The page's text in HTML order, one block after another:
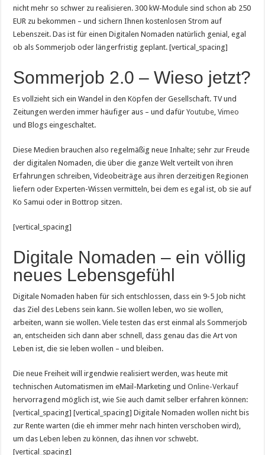
nicht mehr so schwer zu realisieren. 300 kW-Module sind schon ab 250
EUR zu bekommen – und sichern Ihnen kostenlosen Strom auf
Lebenszeit. Das ist für einen Digitalen Nomaden natürlich genial, egal
ob als Sommerjob oder längerfristig geplant. [vertical_spacing]
Sommerjob 2.0 – Wieso jetzt?
Es vollzieht sich ein Wandel in den Köpfen der Gesellschaft. TV und
Zeitungen werden immer häufiger aus – und dafürYoutube ,Vimeo
und Blogs eingeschaltet.
Diese Medien brauchen also regelmäßig neue Inhalte; sehr zur Freude
der digitalen Nomaden, die über die ganze Welt verteilt von ihren
Erfahrungen schreiben, Videobeiträge aus ihren derzeitigen Regionen
liefern oder Experten-Wissen vermitteln, bei dem es egal ist, ob sie auf
Ko Samui oder in Bottrop sitzen.
[vertical_spacing]
Digitale Nomaden – ein völlig
neues Lebensgefühl
Digitale Nomaden haben für sich entschlossen, dass ein 9-5 Job nicht
das Ziel des Lebens sein kann. Sie wollen leben, wo sie wollen,
arbeiten, wann sie wollen. Viele testen das erst einmal als Sommerjob
an, entscheiden sich dann aber schnell, dass genau das die Art von
Leben ist, die sie leben wollen – und bleiben.
Die neue Freiheit will irgendwie realisiert werden, was heute mit
technischen Automatismen im eMail-Marketing undOnline-Verkauf
hervorragend möglich ist, wie Sie auch damit selber erfahren können:
[vertical_spacing] [vertical_spacing] Digitale Nomaden wollen nicht bis
zur Rente warten (die eh immer mehr nach hinten verschoben wird),
um das Leben leben zu können, das ihnen vor schwebt.
[vertical_spacing]